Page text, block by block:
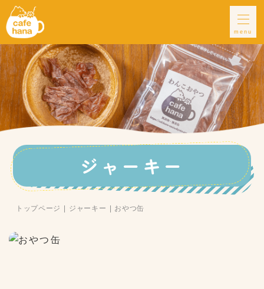
ジャーキー
menu
トップページ ジャーキー おやつ缶